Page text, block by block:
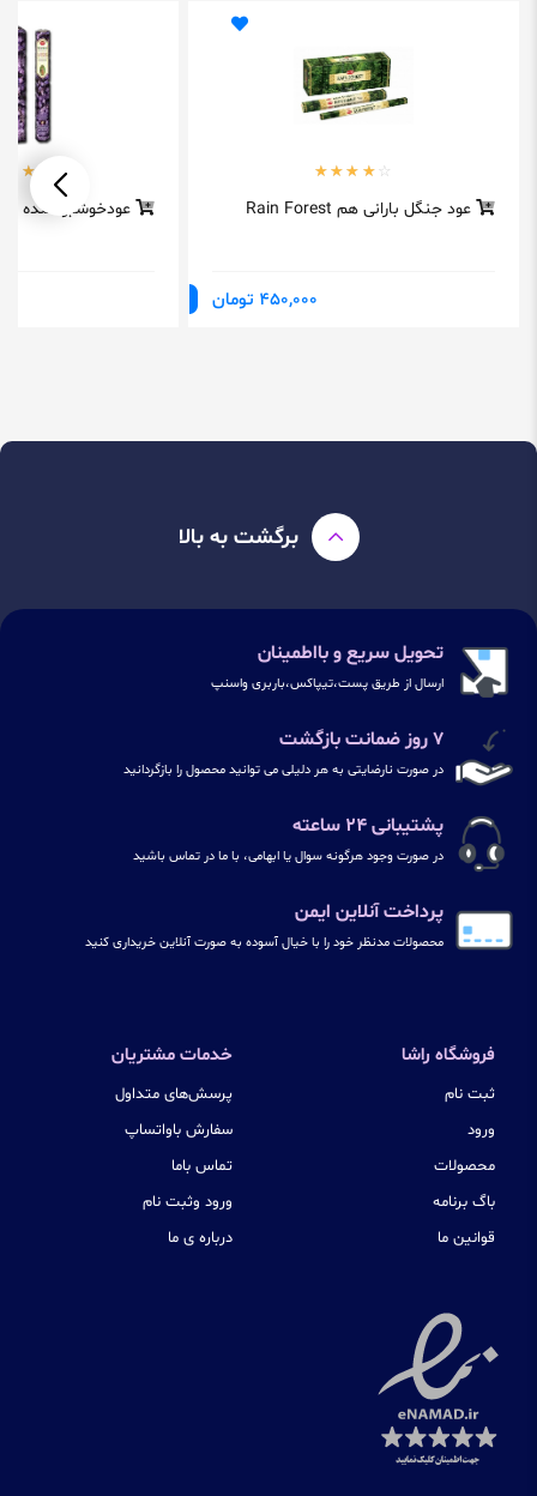
عود جنگل بارانی هم Rain Forest
450,000 تومان
عودخوشبوکننده
برگشت به بالا
تحویل سریع و بااطمینان
ارسال از طریق پست،تیپاکس،باربری واسنپ
۷ روز ضمانت بازگشت
در صورت نارضایتی به هر دلیلی می توانید محصول را بازگردانید
پشتیبانی ۲۴ ساعته
در صورت وجود هرگونه سوال یا ابهامی، با ما در تماس باشید
پرداخت آنلاین ایمن
محصولات مدنظر خود را با خیال آسوده به صورت آنلاین خریداری کنید
فروشگاه راشا
ثبت نام
ورود
محصولات
باگ برنامه
قوانین ما
خدمات مشتریان
پرسش‌های متداول
سفارش باواتساپ
تماس باما
ورود وثبت نام
درباره ی ما